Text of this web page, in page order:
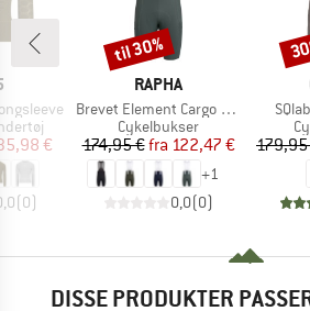
pris
€
(0)
MÆRKE
RAPHA
Artikel
Brevet Element Cargo Bib Shorts
Produktgruppe
Cykelbukser
Pris
174,95 € Nedsat pris
fra 122,47 €
+1
0,0(0)
Rabat
til 30%
Artikel
DISSE PRODUKTER